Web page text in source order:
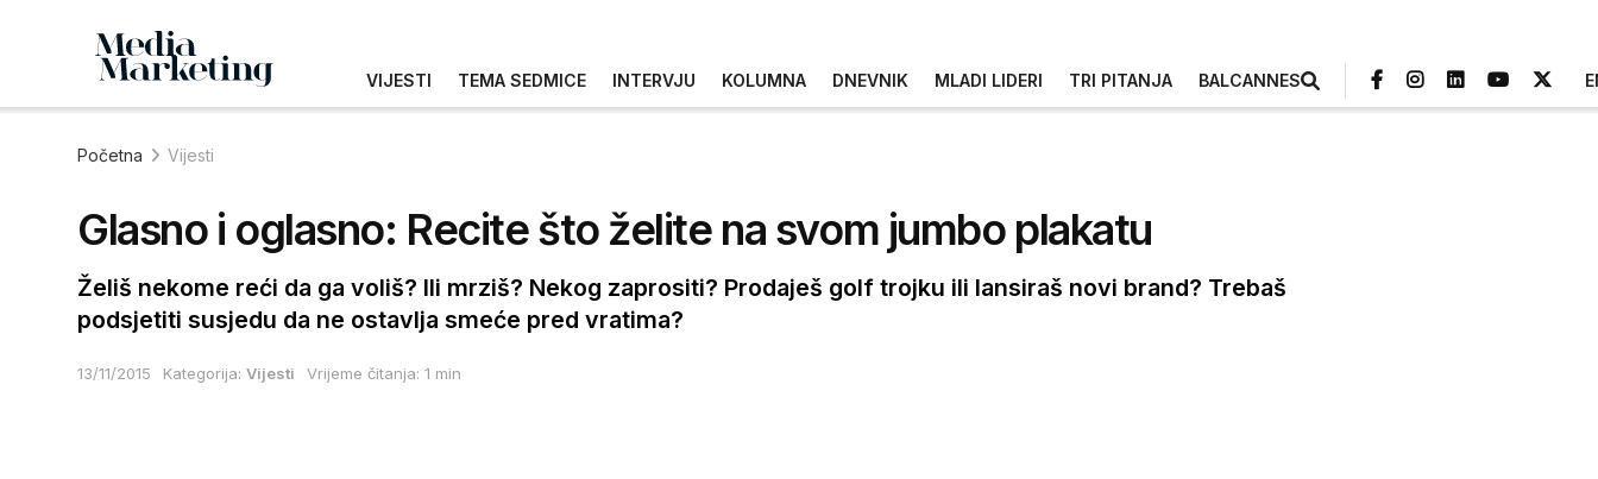
VIJESTI TEMA SEDMICE INTERVJU KOLUMNA DNEVNIK MLADI LIDERI TRI PITANJA BALCANNES
Početna Vijesti
Glasno i oglasno: Recite što želite na svom jumbo plakatu
Želiš nekome reći da ga voliš? Ili mrziš? Nekog zaprositi? Prodaješ golf trojku ili lansiraš novi brand? Trebaš
podsjetiti susjedu da ne ostavlja smeće pred vratima?
13/11/2015 Kategorija: Vijesti Vrijeme čitanja: 1 min